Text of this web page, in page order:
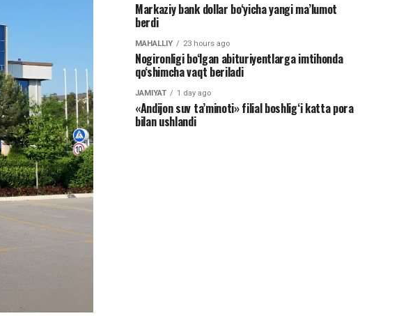
Markaziy bank dollar bo‘yicha yangi ma’lumot
berdi
MAHALLIY 23 hours ago
Nogironligi bo‘lgan abituriyentlarga imtihonda
qo‘shimcha vaqt beriladi
JAMIYAT 1 day ago
«Andijon suv ta’minoti» filial boshlig‘i katta pora
bilan ushlandi